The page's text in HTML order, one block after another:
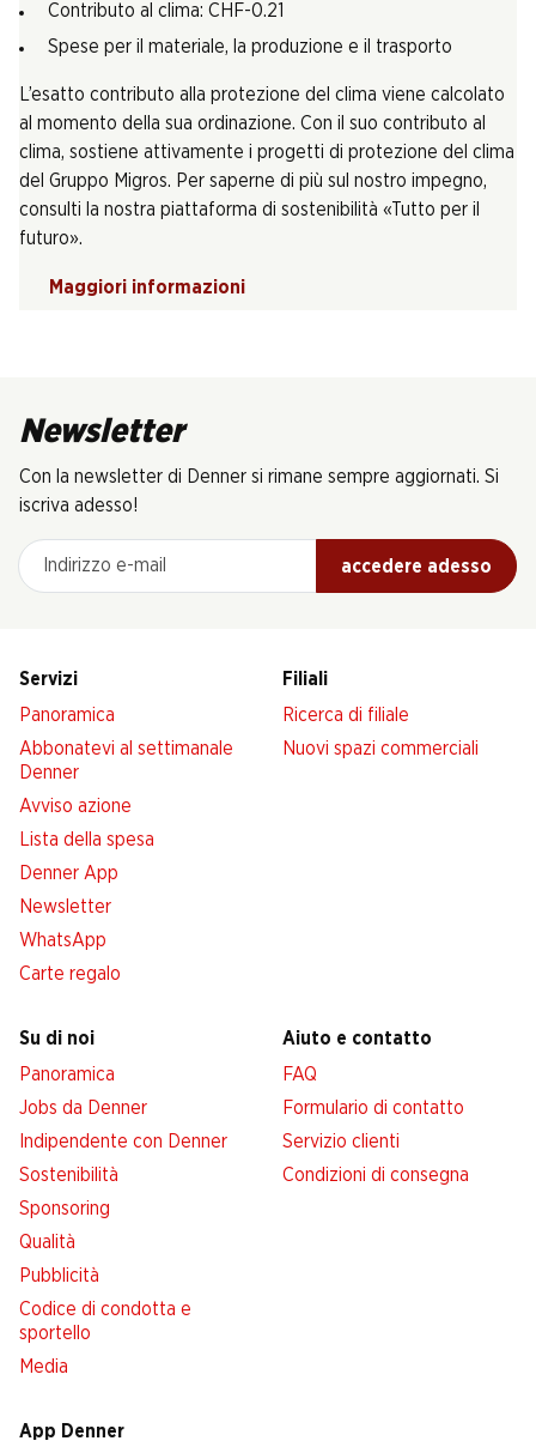
Contributo al clima: CHF-0.21
Spese per il materiale, la produzione e il trasporto
L’esatto contributo alla protezione del clima viene calcolato
al momento della sua ordinazione. Con il suo contributo al
clima, sostiene attivamente i progetti di protezione del clima
del Gruppo Migros. Per saperne di più sul nostro impegno,
consulti la nostra piattaforma di sostenibilità «Tutto per il
futuro».
Maggiori informazioni
Newsletter
Con la newsletter di Denner si rimane sempre aggiornati. Si
iscriva adesso!
Indirizzo e-mail
accedere adesso
Servizi
Panoramica
Abbonatevi al settimanale
Denner
Avviso azione
Lista della spesa
Denner App
Newsletter
WhatsApp
Carte regalo
Filiali
Ricerca di filiale
Nuovi spazi commerciali
Su di noi
Panoramica
Jobs da Denner
Indipendente con Denner
Sostenibilità
Sponsoring
Qualità
Pubblicità
Codice di condotta e
sportello
Media
Aiuto e contatto
FAQ
Formulario di contatto
Servizio clienti
Condizioni di consegna
App Denner